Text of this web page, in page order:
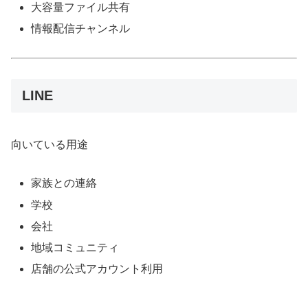
大容量ファイル共有
情報配信チャンネル
LINE
向いている用途
家族との連絡
学校
会社
地域コミュニティ
店舗の公式アカウント利用